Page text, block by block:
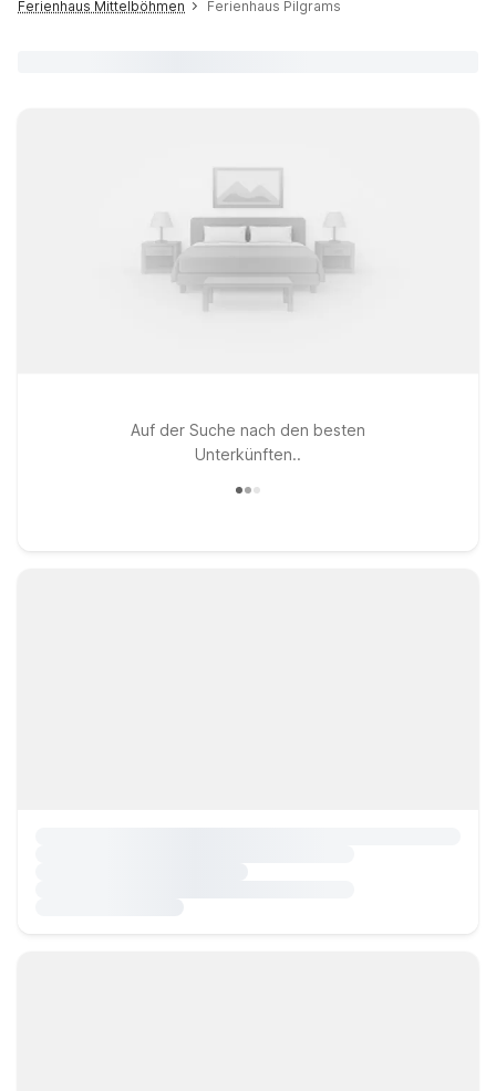
Ferienhaus Mittelböhmen
Ferienhaus Pilgrams
Auf der Suche nach den besten
Unterkünften..